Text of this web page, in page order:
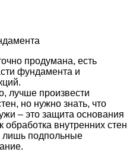
продумана, есть
фундамента и
лучше произвести
но нужно знать, что
– это защита основания
обработка внутренних стен
лишь подпольные